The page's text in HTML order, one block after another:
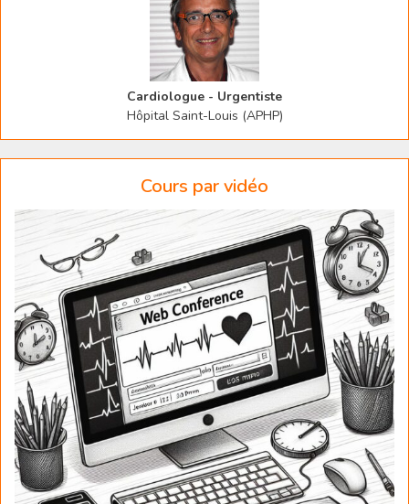
Cardiologue - Urgentiste
Hôpital Saint-Louis (APHP)
Cours par vidéo